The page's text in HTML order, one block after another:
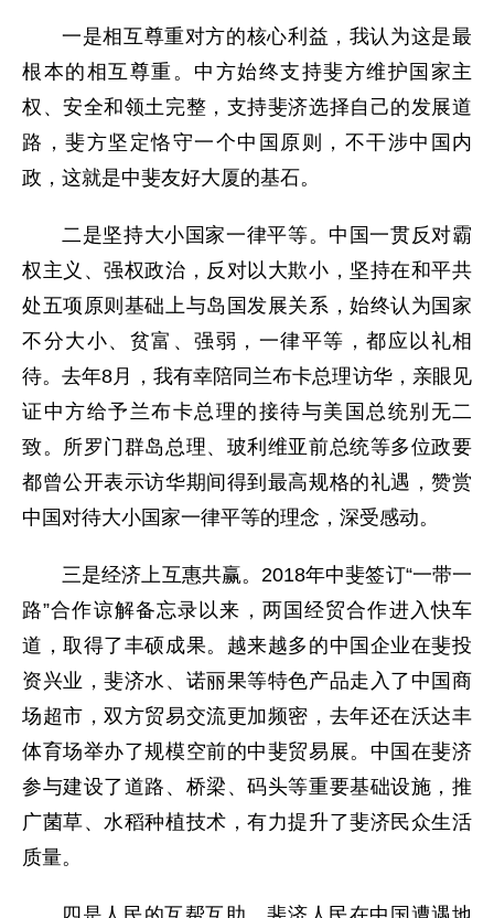
一是相互尊重对方的核心利益，我认为这是最
根本的相互尊重。中方始终支持斐方维护国家主
权、安全和领土完整，支持斐济选择自己的发展道
路，斐方坚定恪守一个中国原则，不干涉中国内
政，这就是中斐友好大厦的基石。
二是坚持大小国家一律平等。中国一贯反对霸
权主义、强权政治，反对以大欺小，坚持在和平共
处五项原则基础上与岛国发展关系，始终认为国家
不分大小、贫富、强弱，一律平等，都应以礼相
待。去年8月，我有幸陪同兰布卡总理访华，亲眼见
证中方给予兰布卡总理的接待与美国总统别无二
致。所罗门群岛总理、玻利维亚前总统等多位政要
都曾公开表示访华期间得到最高规格的礼遇，赞赏
中国对待大小国家一律平等的理念，深受感动。
三是经济上互惠共赢。2018年中斐签订“一带一
路”合作谅解备忘录以来，两国经贸合作进入快车
道，取得了丰硕成果。越来越多的中国企业在斐投
资兴业，斐济水、诺丽果等特色产品走入了中国商
场超市，双方贸易交流更加频密，去年还在沃达丰
体育场举办了规模空前的中斐贸易展。中国在斐济
参与建设了道路、桥梁、码头等重要基础设施，推
广菌草、水稻种植技术，有力提升了斐济民众生活
质量。